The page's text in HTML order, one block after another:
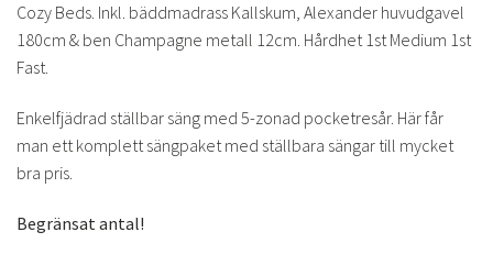
Cozy Beds. Inkl. bäddmadrass Kallskum, Alexander huvudgavel
180cm & ben Champagne metall 12cm. Hårdhet 1st Medium 1st
Fast.
Enkelfjädrad ställbar säng med 5-zonad pocketresår. Här får
man ett komplett sängpaket med ställbara sängar till mycket
bra pris.
Begränsat antal!